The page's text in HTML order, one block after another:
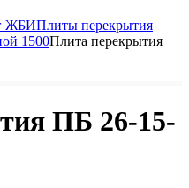
ЖБИПлиты перекрытия
1500Плита перекрытия
ПБ 26-15-